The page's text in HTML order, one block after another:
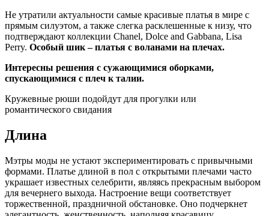
Не утратили актуальности самые красивые платья в мире с
прямым силуэтом, а также слегка расклешенные к низу, что
подтверждают коллекции Chanel, Dolce and Gabbana, Lisa
Perry. Особый шик – платья с воланами на плечах.
Интересны решения с сужающимися оборками,
спускающимися с плеч к талии.
Кружевные рюши подойдут для прогулки или
романтического свидания
Длина
Мэтры моды не устают экспериментировать с привычными
формами. Платье длиной в пол с открытыми плечами часто
украшает известных селебрити, являясь прекрасным выбором
для вечернего выхода. Настроение вещи соответствует
торжественной, праздничной обстановке. Оно подчеркнет